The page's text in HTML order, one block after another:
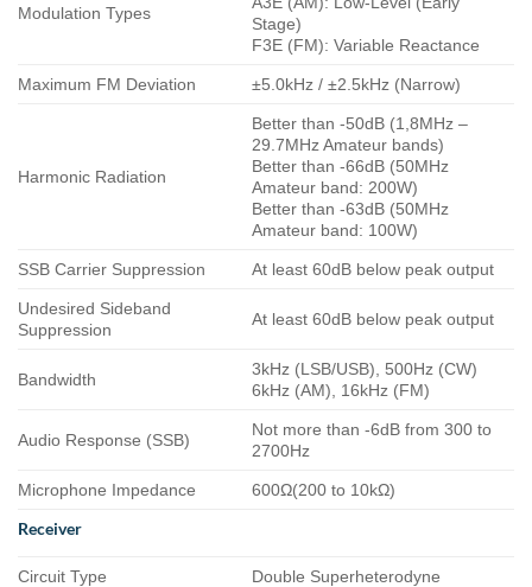
Modulation Types
Stage)
F3E (FM): Variable Reactance
Maximum FM Deviation ±5.0kHz / ±2.5kHz (Narrow)
Harmonic Radiation
Better than -50dB (1,8MHz –
29.7MHz Amateur bands)
Better than -66dB (50MHz
Amateur band: 200W)
Better than -63dB (50MHz
Amateur band: 100W)
SSB Carrier Suppression At least 60dB below peak output
Undesired Sideband
Suppression
At least 60dB below peak output
Bandwidth
3kHz (LSB/USB), 500Hz (CW)
6kHz (AM), 16kHz (FM)
Audio Response (SSB)
Not more than -6dB from 300 to
2700Hz
Microphone Impedance 600Ω(200 to 10kΩ)
Receiver
Circuit Type Double Superheterodyne